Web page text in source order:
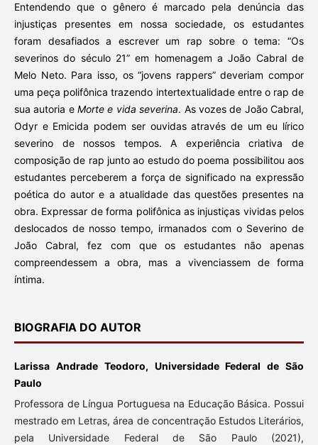
Entendendo que o gênero é marcado pela denúncia das
injustiças presentes em nossa sociedade, os estudantes
foram desafiados a escrever um rap sobre o tema: “Os
severinos do século 21” em homenagem a João Cabral de
Melo Neto. Para isso, os “jovens rappers” deveriam compor
uma peça polifônica trazendo intertextualidade entre o rap de
sua autoria eMorte e vida severina. As vozes de João Cabral,
Odyr e Emicida podem ser ouvidas através de um eu lírico
severino de nossos tempos. A experiência criativa de
composição de rap junto ao estudo do poema possibilitou aos
estudantes perceberem a força de significado na expressão
poética do autor e a atualidade das questões presentes na
obra. Expressar de forma polifônica as injustiças vividas pelos
deslocados de nosso tempo, irmanados com o Severino de
João Cabral, fez com que os estudantes não apenas
compreendessem a obra, mas a vivenciassem de forma
íntima.
BIOGRAFIA DO AUTOR
Larissa Andrade Teodoro, Universidade Federal de São
Paulo
Professora de Língua Portuguesa na Educação Básica. Possui
mestrado em Letras, área de concentração Estudos Literários,
pela Universidade Federal de São Paulo (2021),